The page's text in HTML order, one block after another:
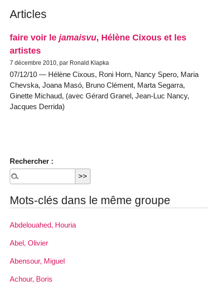
Articles
faire voir le jamaisvu, Hélène Cixous et les
artistes
7 décembre 2010, par Ronald Klapka
07/12/10 — Hélène Cixous, Roni Horn, Nancy Spero, Maria
Chevska, Joana Masó, Bruno Clément, Marta Segarra,
Ginette Michaud, (avec Gérard Granel, Jean-Luc Nancy,
Jacques Derrida)
Rechercher :
Mots-clés dans le même groupe
Abdelouahed, Houria
Abel, Olivier
Abensour, Miguel
Achour, Boris